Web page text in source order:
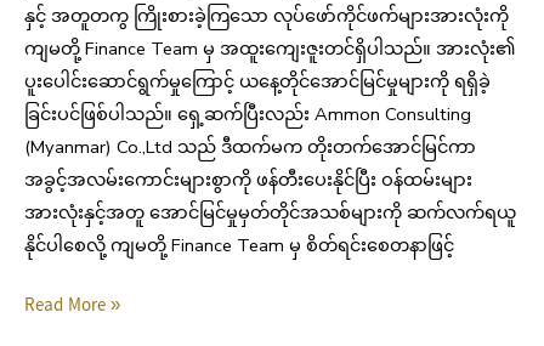
နှင့် အတူတကွ ကြိုးစားခဲ့ကြသော လုပ်ဖော်ကိုင်ဖက်များအားလုံးကို
ကျမတို့ Finance Team မှ အထူးကျေးဇူးတင်ရှိပါသည်။ အားလုံး၏
ပူးပေါင်းဆောင်ရွက်မှုကြောင့် ယနေ့တိုင်အောင်မြင်မှုများကို ရရှိခဲ့
ခြင်းပင်ဖြစ်ပါသည်။ ရှေ့ဆက်ပြီးလည်း Ammon Consulting
(Myanmar) Co.,Ltd သည် ဒီထက်မက တိုးတက်အောင်မြင်ကာ
အခွင့်အလမ်းကောင်းများစွာကို ဖန်တီးပေးနိုင်ပြီး ဝန်ထမ်းများ
အားလုံးနှင့်အတူ အောင်မြင်မှုမှတ်တိုင်အသစ်များကို ဆက်လက်ရယူ
နိုင်ပါစေလို့ ကျမတို့ Finance Team မှ စိတ်ရင်းစေတနာဖြင့်
Read More »